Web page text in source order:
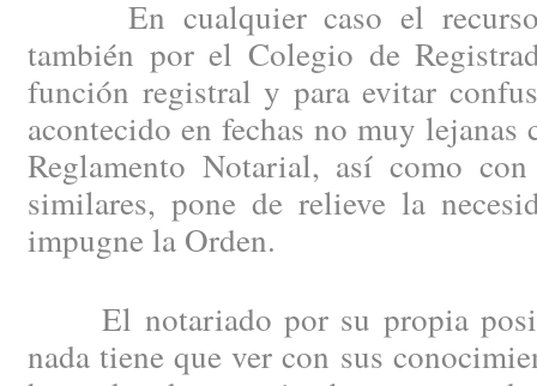
En cualquier caso el recurso
también por el Colegio de
función registral y para evitar
acontecido en fechas no muy
Reglamento Notarial, así como
similares, pone de relieve la
impugne la Orden.
El notariado por su propia
nada tiene que ver con sus